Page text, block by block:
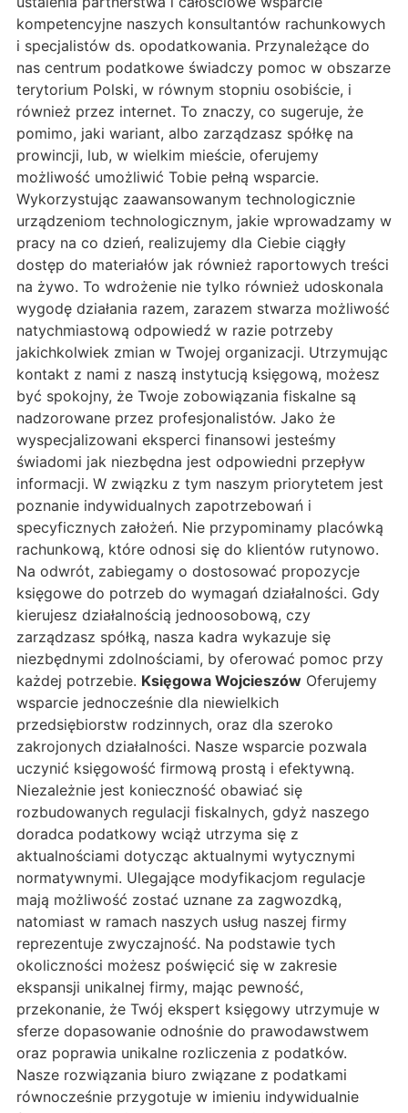
kompetencyjne naszych konsultantów rachunkowych
i specjalistów ds. opodatkowania. Przynależące do
nas centrum podatkowe świadczy pomoc w obszarze
terytorium Polski, w równym stopniu osobiście, i
również przez internet. To znaczy, co sugeruje, że
pomimo, jaki wariant, albo zarządzasz spółkę na
prowincji, lub, w wielkim mieście, oferujemy
możliwość umożliwić Tobie pełną wsparcie.
Wykorzystując zaawansowanym technologicznie
urządzeniom technologicznym, jakie wprowadzamy w
pracy na co dzień, realizujemy dla Ciebie ciągły
dostęp do materiałów jak również raportowych treści
na żywo. To wdrożenie nie tylko również udoskonala
wygodę działania razem, zarazem stwarza możliwość
natychmiastową odpowiedź w razie potrzeby
jakichkolwiek zmian w Twojej organizacji. Utrzymując
kontakt z nami z naszą instytucją księgową, możesz
być spokojny, że Twoje zobowiązania fiskalne są
nadzorowane przez profesjonalistów. Jako że
wyspecjalizowani eksperci finansowi jesteśmy
świadomi jak niezbędna jest odpowiedni przepływ
informacji. W związku z tym naszym priorytetem jest
poznanie indywidualnych zapotrzebowań i
specyficznych założeń. Nie przypominamy placówką
rachunkową, które odnosi się do klientów rutynowo.
Na odwrót, zabiegamy o dostosować propozycje
księgowe do potrzeb do wymagań działalności. Gdy
kierujesz działalnością jednoosobową, czy
zarządzasz spółką, nasza kadra wykazuje się
niezbędnymi zdolnościami, by oferować pomoc przy
każdej potrzebie. Księgowa Wojcieszów Oferujemy
wsparcie jednocześnie dla niewielkich
przedsiębiorstw rodzinnych, oraz dla szeroko
zakrojonych działalności. Nasze wsparcie pozwala
uczynić księgowość firmową prostą i efektywną.
Niezależnie jest konieczność obawiać się
rozbudowanych regulacji fiskalnych, gdyż naszego
doradca podatkowy wciąż utrzyma się z
aktualnościami dotycząc aktualnymi wytycznymi
normatywnymi. Ulegające modyfikacjom regulacje
mają możliwość zostać uznane za zagwozdką,
natomiast w ramach naszych usług naszej firmy
reprezentuje zwyczajność. Na podstawie tych
okoliczności możesz poświęcić się w zakresie
ekspansji unikalnej firmy, mając pewność,
przekonanie, że Twój ekspert księgowy utrzymuje w
sferze dopasowanie odnośnie do prawodawstwem
oraz poprawia unikalne rozliczenia z podatków.
Nasze rozwiązania biuro związane z podatkami
równocześnie przygotuje w imieniu indywidualnie